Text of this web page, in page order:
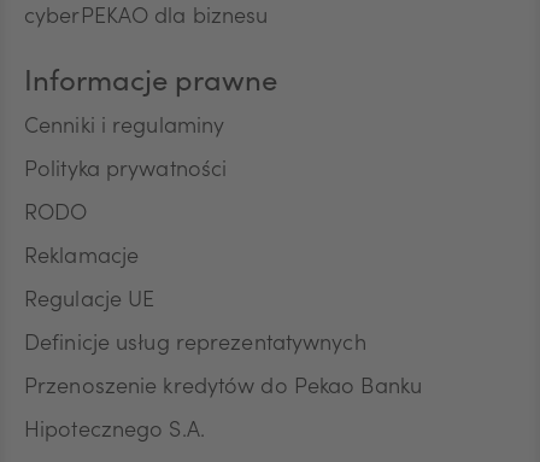
poinformowany/a/ o prawie do jej wycofania w
wycofanie zgody nie wpływa na zgodność z
prawem przetwarzania, którego dokonano na
podstawie zgody przed jej wycofaniem.
cyberPEKAO dla biznesu
Informacje prawne
Cenniki i regulaminy
Polityka prywatności
RODO
Reklamacje
Regulacje UE
Definicje usług reprezentatywnych
Przenoszenie kredytów do Pekao Banku
Hipotecznego S.A.